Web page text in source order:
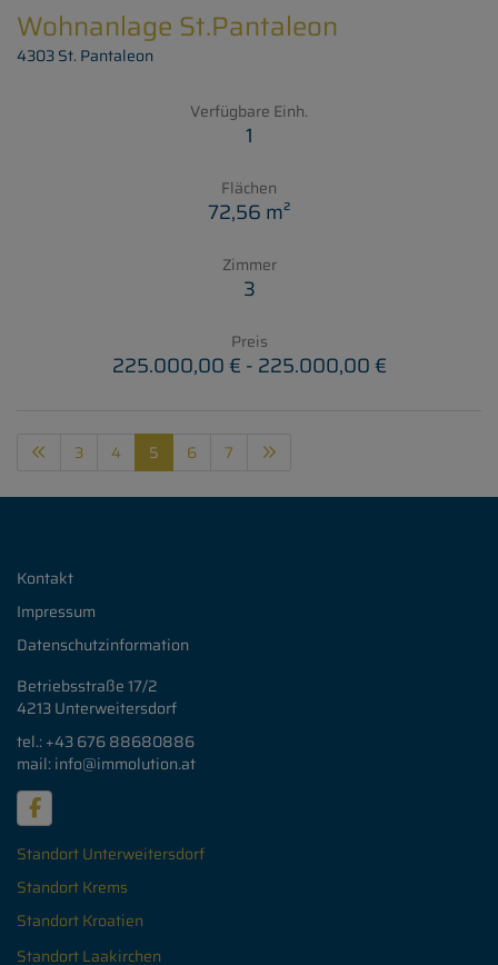
Wohnanlage St.Pantaleon
4303 St. Pantaleon
Verfügbare Einh.
1
Flächen
72,56 m²
Zimmer
3
Preis
225.000,00 € - 225.000,00 €
3 4 5 6 7
Kontakt
Impressum
Datenschutzinformation
Betriebsstraße 17/2
4213 Unterweitersdorf
tel.: +43 67688680886
mail: info@immolution.at
Standort Unterweitersdorf
Standort Krems
Standort Kroatien
Standort Laakirchen